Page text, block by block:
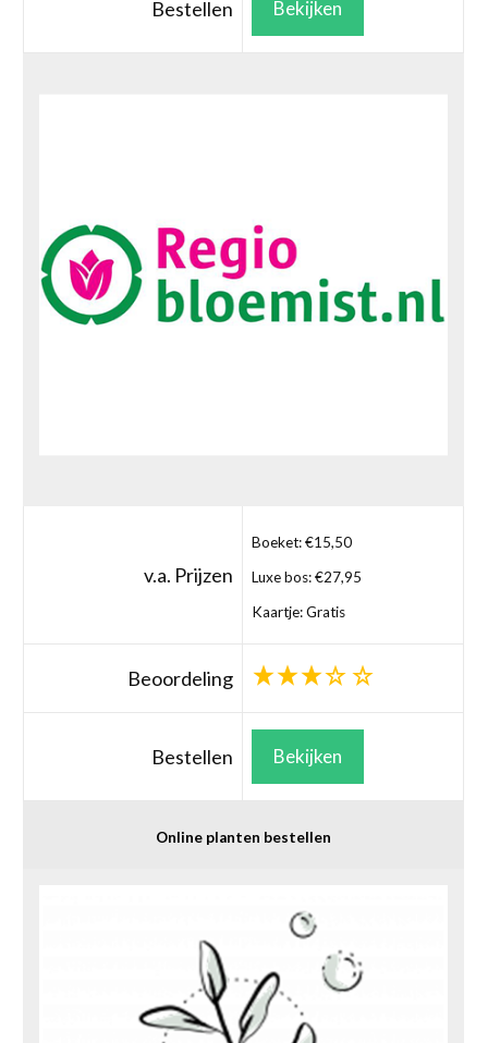
Bestellen Bekijken
v.a. Prijzen
Boeket: €15,50
Luxe bos: €27,95
Kaartje: Gratis
Beoordeling
Bestellen Bekijken
Online planten bestellen